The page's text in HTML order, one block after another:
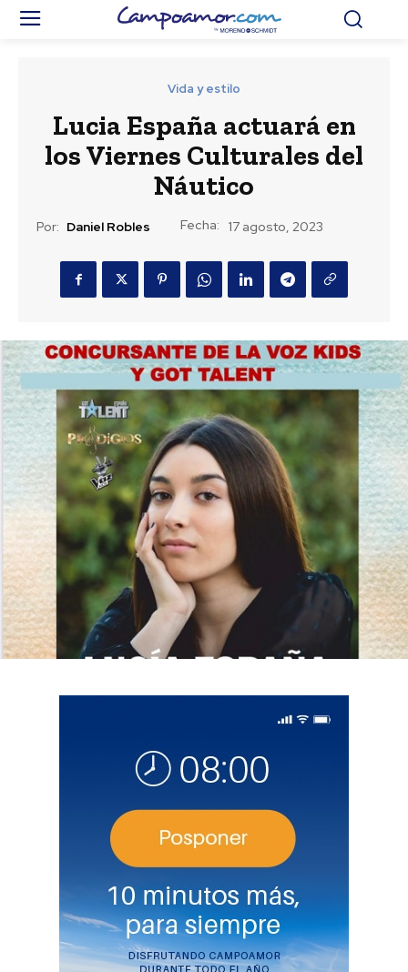
Vida y estilo
Lucia España actuará en
los Viernes Culturales del
Náutico
Por: Daniel Robles Fecha: 17 agosto, 2023